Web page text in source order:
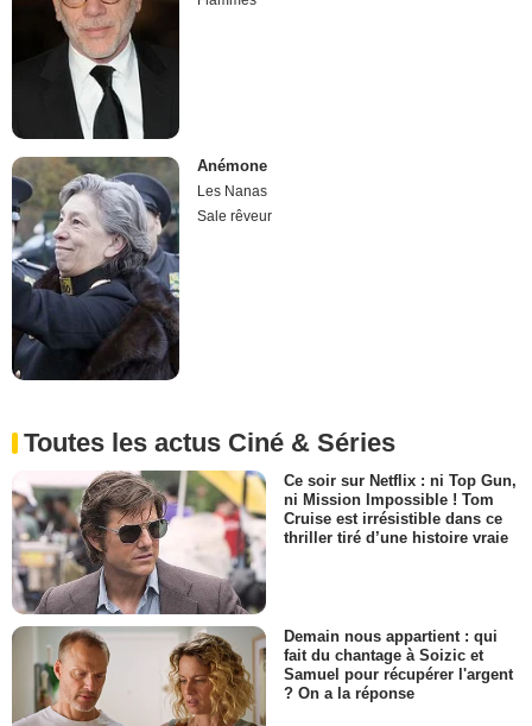
Anémone
Les Nanas
Sale rêveur
Toutes les actus Ciné & Séries
Ce soir sur Netflix : ni Top Gun,
ni Mission Impossible ! Tom
Cruise est irrésistible dans ce
thriller tiré d’une histoire vraie
Demain nous appartient : qui
fait du chantage à Soizic et
Samuel pour récupérer l'argent
? On a la réponse